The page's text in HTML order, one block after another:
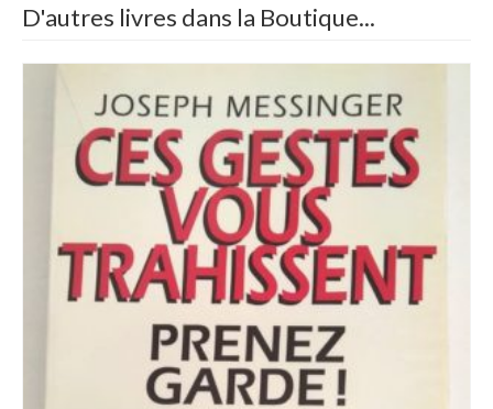
D'autres livres dans la Boutique...